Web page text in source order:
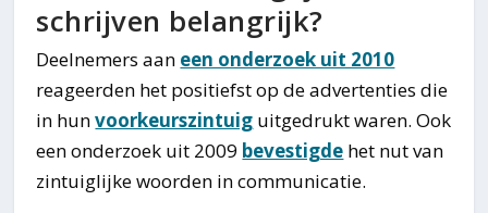
schrijven belangrijk?
Deelnemers aan een onderzoek uit 2010
reageerden het positiefst op de advertenties die
in hunvoorkeurszintuig uitgedrukt waren. Ook
een onderzoek uit 2009 bevestigde het nut van
zintuiglijke woorden in communicatie.